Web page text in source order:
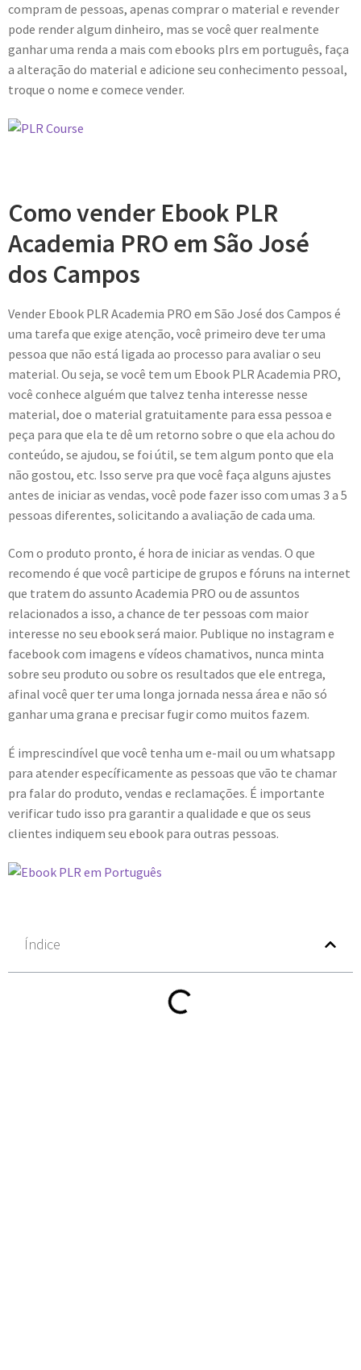
compram de pessoas, apenas comprar o material e revender
pode render algum dinheiro, mas se você quer realmente
ganhar uma renda a mais com ebooks plrs em português, faça
a alteração do material e adicione seu conhecimento pessoal,
troque o nome e comece vender.
Como vender Ebook PLR
Academia PRO em São José
dos Campos
Vender Ebook PLR Academia PRO em São José dos Campos é
uma tarefa que exige atenção, você primeiro deve ter uma
pessoa que não está ligada ao processo para avaliar o seu
material. Ou seja, se você tem um Ebook PLR Academia PRO,
você conhece alguém que talvez tenha interesse nesse
material, doe o material gratuitamente para essa pessoa e
peça para que ela te dê um retorno sobre o que ela achou do
conteúdo, se ajudou, se foi útil, se tem algum ponto que ela
não gostou, etc. Isso serve pra que você faça alguns ajustes
antes de iniciar as vendas, você pode fazer isso com umas 3 a 5
pessoas diferentes, solicitando a avaliação de cada uma.
Com o produto pronto, é hora de iniciar as vendas. O que
recomendo é que você participe de grupos e fóruns na internet
que tratem do assunto Academia PRO ou de assuntos
relacionados a isso, a chance de ter pessoas com maior
interesse no seu ebook será maior. Publique no instagram e
facebook com imagens e vídeos chamativos, nunca minta
sobre seu produto ou sobre os resultados que ele entrega,
afinal você quer ter uma longa jornada nessa área e não só
ganhar uma grana e precisar fugir como muitos fazem.
É imprescindível que você tenha um e-mail ou um whatsapp
para atender específicamente as pessoas que vão te chamar
pra falar do produto, vendas e reclamações. É importante
verificar tudo isso pra garantir a qualidade e que os seus
clientes indiquem seu ebook para outras pessoas.
Índice